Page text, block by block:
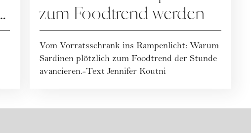
zum Foodtrend werden
Vom Vorratsschrank ins Rampenlicht: Warum
Sardinen plötzlich zum Foodtrend der Stunde
avancieren.-Text Jennifer Koutni